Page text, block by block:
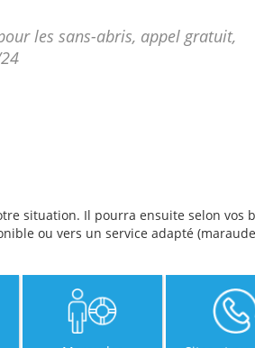
les sans-abris, appel gratuit,
situation. Il pourra ensuite selon vos
ou vers un service adapté